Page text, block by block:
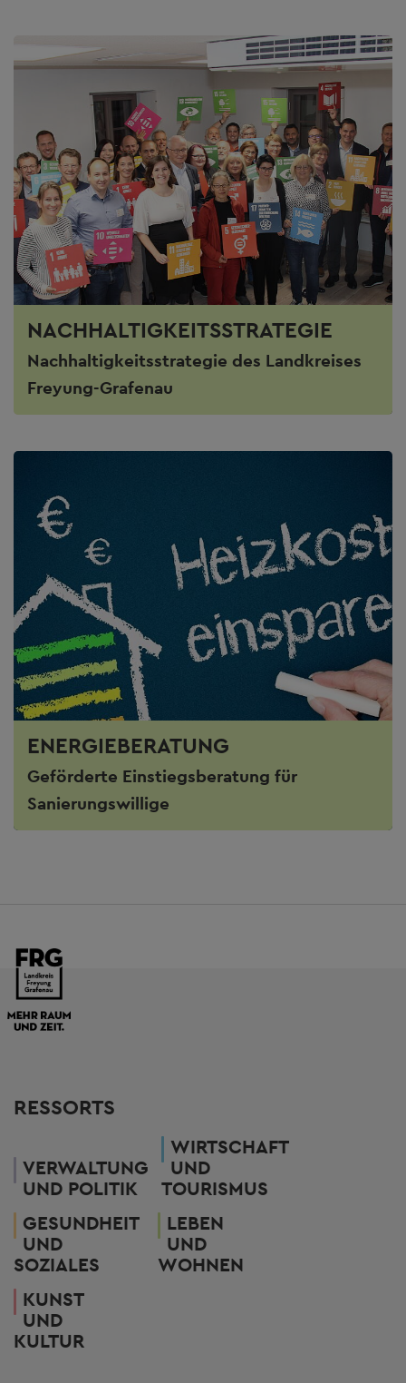
NACHHALTIGKEITSSTRATEGIE
Nachhaltigkeitsstrategie des Landkreises
Freyung-Grafenau
ENERGIEBERATUNG
Geförderte Einstiegsberatung für
Sanierungswillige
RESSORTS
VERWALTUNG
UND POLITIK
WIRTSCHAFT
UND
TOURISMUS
GESUNDHEIT
UND
SOZIALES
LEBEN
UND
WOHNEN
KUNST
UND
KULTUR